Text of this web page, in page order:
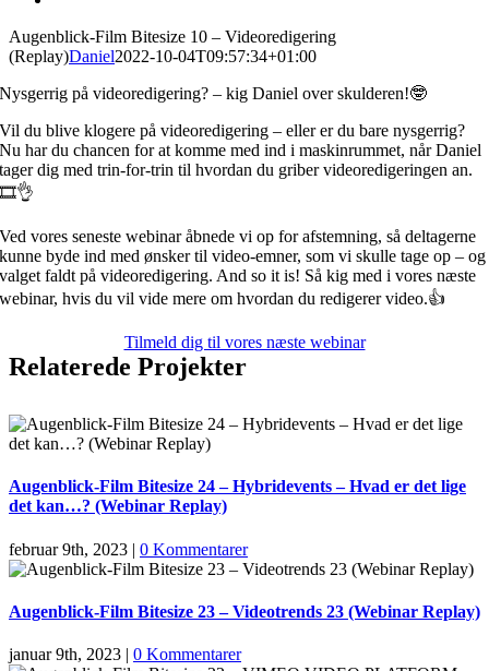
Augenblick-Film Bitesize 10 – Videoredigering
(Replay)Daniel2022-10-04T09:57:34+01:00
Nysgerrig på videoredigering? – kig Daniel over skulderen!🤓
Vil du blive klogere på videoredigering – eller er du bare nysgerrig?
Nu har du chancen for at komme med ind i maskinrummet, når Daniel
tager dig med trin-for-trin til hvordan du griber videoredigeringen an.
🎞👌
Ved vores seneste webinar åbnede vi op for afstemning, så deltagerne
kunne byde ind med ønsker til video-emner, som vi skulle tage op – og
valget faldt på videoredigering. And so it is! Så kig med i vores næste
webinar, hvis du vil vide mere om hvordan du redigerer video.👍
Tilmeld dig til vores næste webinar
Relaterede Projekter
Augenblick-Film Bitesize 24 – Hybridevents – Hvad er det lige
det kan…? (Webinar Replay)
februar 9th, 2023 | 0 Kommentarer
Augenblick-Film Bitesize 23 – Videotrends 23 (Webinar Replay)
januar 9th, 2023 | 0 Kommentarer